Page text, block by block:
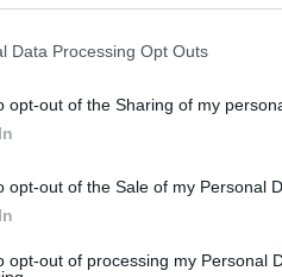
Data Processing Opt Outs
opt-out of the Sharing of my
opt-out of the Sale of my Personal
opt-out of processing my Personal
που έλαβε χώρα στα
2025, από τη Γενική
2025, οδηγός
υπό την επήρεια αλκοόλ,